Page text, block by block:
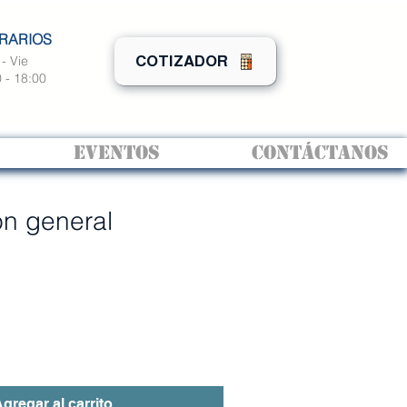
Vie
- 18:00
COTIZADOR
EVENTOS CONTÁCTANOS
general